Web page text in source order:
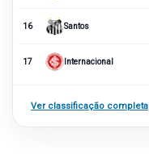
16 Santos
17 Internacional
Ver classificação completa